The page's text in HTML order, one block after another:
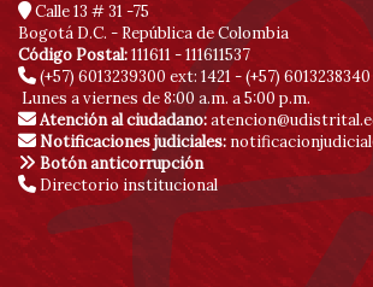
Calle 13 # 31 -75
Bogotá D.C. - República de Colombia
Código Postal:111611 - 111611537
(+57) 6013239300 ext: 1421 - (+57) 6013238340
Lunes a viernes de 8:00 a.m. a 5:00 p.m.
Atención al ciudadano:
Notificaciones judiciales:
Botón anticorrupción
Directorio institucional